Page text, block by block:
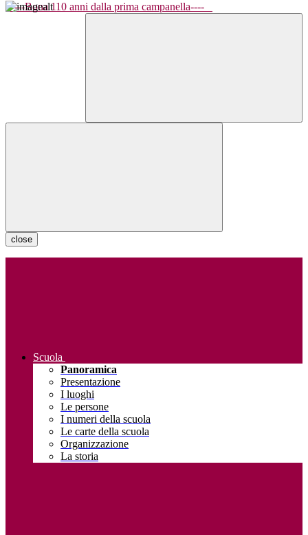
----Bona 110 anni dalla prima campanella----
close
Scuola
Panoramica
Presentazione
I luoghi
Le persone
I numeri della scuola
Le carte della scuola
Organizzazione
La storia